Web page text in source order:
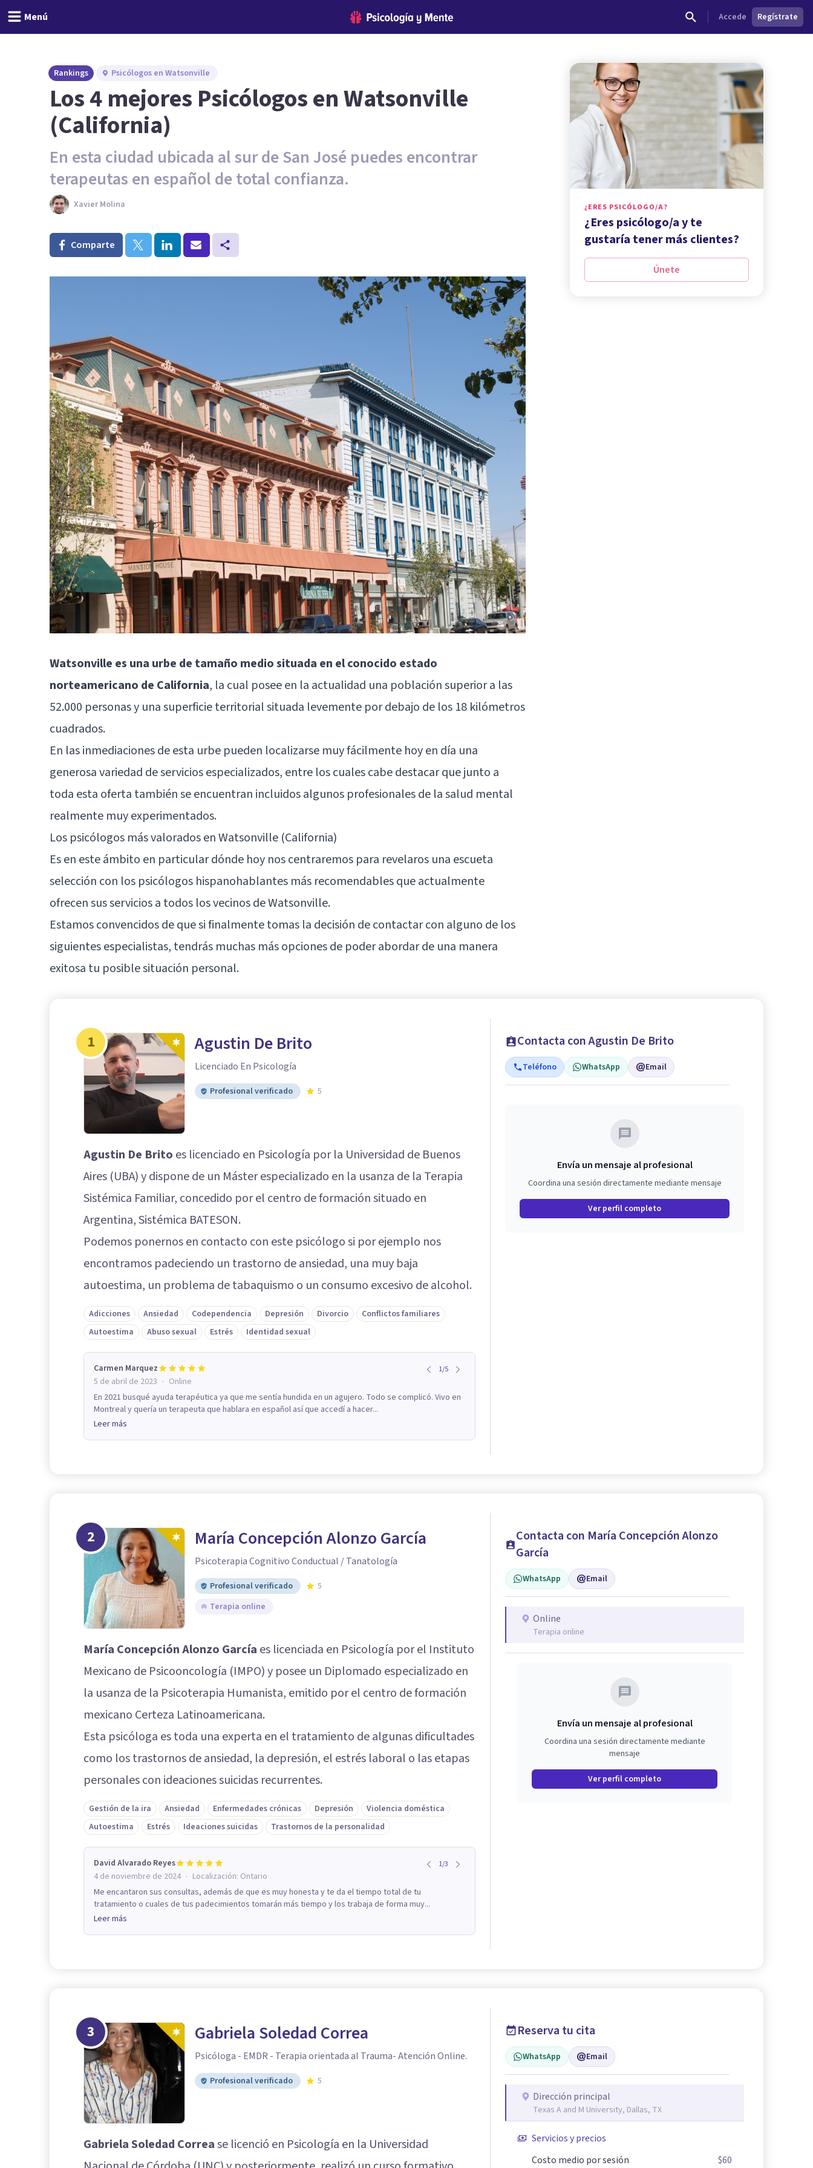
Menú Accede Regístrate
Rankings Psicólogos en Watsonville
Los 4 mejores Psicólogos en Watsonville
(California)
En esta ciudad ubicada al sur de San José puedes encontrar
terapeutas en español de total confianza.
Xavier Molina
Comparte
Watsonville es una urbe de tamaño medio situada en el conocido estado
norteamericano de California, la cual posee en la actualidad una población superior a las
52.000 personas y una superficie territorial situada levemente por debajo de los 18 kilómetros
cuadrados.
En las inmediaciones de esta urbe pueden localizarse muy fácilmente hoy en día una
generosa variedad de servicios especializados, entre los cuales cabe destacar que junto a
toda esta oferta también se encuentran incluidos algunos profesionales de la salud mental
realmente muy experimentados.
Los psicólogos más valorados en Watsonville (California)
Es en este ámbito en particular dónde hoy nos centraremos para revelaros una escueta
selección con los psicólogos hispanohablantes más recomendables que actualmente
ofrecen sus servicios a todos los vecinos de Watsonville.
Estamos convencidos de que si finalmente tomas la decisión de contactar con alguno de los
siguientes especialistas, tendrás muchas más opciones de poder abordar de una manera
exitosa tu posible situación personal.
¿ERES PSICÓLOGO/A?
¿Eres psicólogo/a y te
gustaría tener más clientes?
Únete
1 Agustin De Brito
Licenciado En Psicología
Profesional verificado 5
Agustin De Brito es licenciado en Psicología por la Universidad de Buenos
Aires (UBA) y dispone de un Máster especializado en la usanza de la Terapia
Sistémica Familiar, concedido por el centro de formación situado en
Argentina, Sistémica BATESON.
Podemos ponernos en contacto con este psicólogo si por ejemplo nos
encontramos padeciendo un trastorno de ansiedad, una muy baja
autoestima, un problema de tabaquismo o un consumo excesivo de alcohol.
Adicciones Ansiedad Codependencia Depresión Divorcio
Conflictos familiares
Autoestima
Abuso sexual Estrés Identidad sexual
Carmen Marquez 1/5
5 de abril de 2023 · Online
En 2021 busqué ayuda terapéutica ya que me sentía hundida en un agujero. Todo se complicó. Vivo en
Montreal y quería un terapeuta que hablara en español así que accedí a hacer...
Leer más
Contacta con Agustin De Brito
Teléfono WhatsApp Email
Envía un mensaje al profesional
Coordina una sesión directamente mediante mensaje
Ver perfil completo
2 María Concepción Alonzo García
Psicoterapia Cognitivo Conductual / Tanatología
Profesional verificado
5
Terapia online
María Concepción Alonzo García es licenciada en Psicología por el Instituto
Mexicano de Psicooncología (IMPO) y posee un Diplomado especializado en
la usanza de la Psicoterapia Humanista, emitido por el centro de formación
mexicano Certeza Latinoamericana.
Esta psicóloga es toda una experta en el tratamiento de algunas dificultades
como los trastornos de ansiedad, la depresión, el estrés laboral o las etapas
personales con ideaciones suicidas recurrentes.
Gestión de la ira Ansiedad Enfermedades crónicas Depresión
Violencia doméstica
Autoestima
Estrés Ideaciones suicidas Trastornos de la personalidad
David Alvarado Reyes 1/3
4 de noviembre de 2024 · Localización: Ontario
Me encantaron sus consultas, además de que es muy honesta y te da el tiempo total de tu
tratamiento o cuales de tus padecimientos tomarán más tiempo y los trabaja de forma muy...
Leer más
Contacta con María Concepción Alonzo
García
WhatsApp Email
Online
Terapia online
Envía un mensaje al profesional
Coordina una sesión directamente mediante
mensaje
Ver perfil completo
3 Gabriela Soledad Correa
Psicóloga - EMDR - Terapia orientada al Trauma- Atención Online.
Profesional verificado 5
Gabriela Soledad Correase licenció en Psicología en la Universidad
Reserva tu cita
WhatsApp Email
Dirección principal
Texas A and M University, Dallas, TX
Servicios y precios
Costo medio por sesión
$60